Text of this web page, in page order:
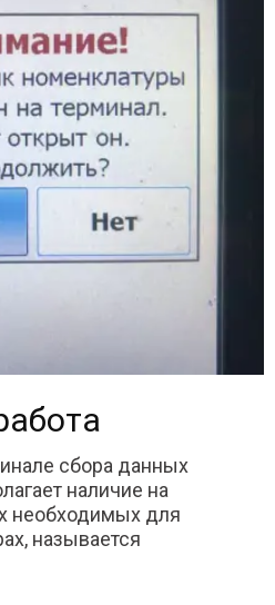
сбора данных
наличие на
необходимых для
называется